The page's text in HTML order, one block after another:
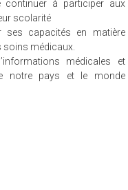
continuer à participer aux
scolarité
ses capacités en matière
soins médicaux.
médicales et
notre pays et le monde